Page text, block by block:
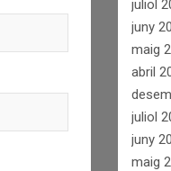
juliol
juny
maig
abril
juliol
juny
maig